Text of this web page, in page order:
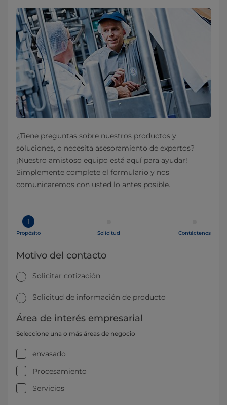
¿Tiene preguntas sobre nuestros productos y
soluciones, o necesita asesoramiento de expertos?
¡Nuestro amistoso equipo está aquí para ayudar!
Simplemente complete el formulario y nos
comunicaremos con usted lo antes posible.
1
Propósito Solicitud Contáctenos
Motivo del contacto
Solicitar cotización
Solicitud de información de producto
Área de interés empresarial
Seleccione una o más áreas de negocio
envasado
Procesamiento
Servicios